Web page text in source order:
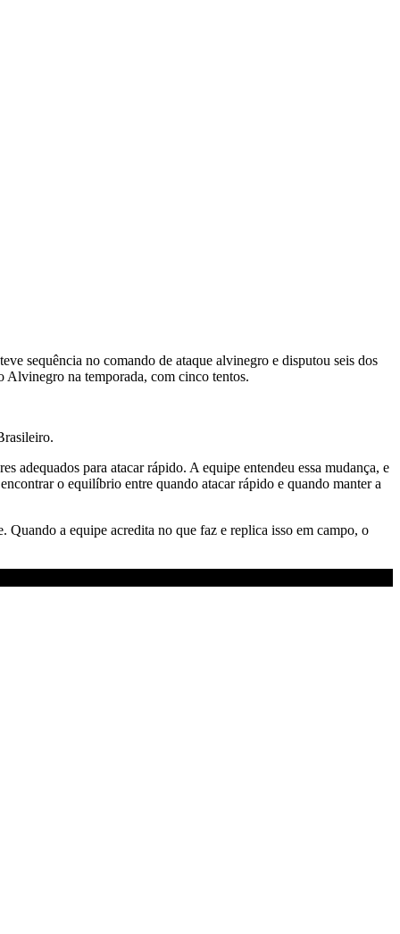
sequência no comando de ataque alvinegro e disputou seis dos
Alvinegro na temporada, com cinco tentos.
adequados para atacar rápido. A equipe entendeu essa mudança, e
o equilíbrio entre quando atacar rápido e quando manter a
Quando a equipe acredita no que faz e replica isso em campo, o